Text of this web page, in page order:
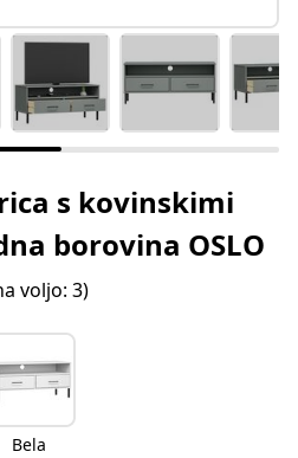
s kovinskimi
borovina OSLO
voljo: 3)
Bela